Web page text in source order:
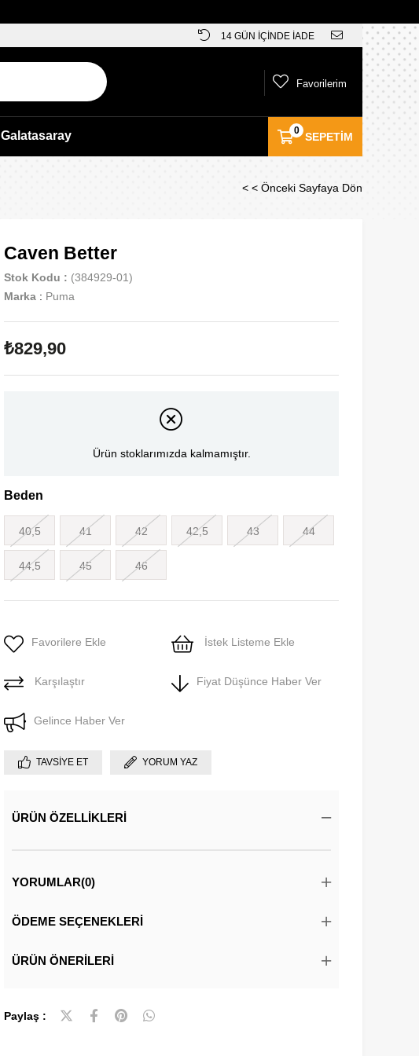
14 GÜN İÇİNDE İADE
SEPETIM
0
Favorilerim
Galatasaray
< < Önceki Sayfaya Dön
Caven Better
Stok Kodu
(384929-01)
Marka : Puma
₺829,90
Ürün stoklarımızda kalmamıştır.
Beden
40,5 41 42 42,5 43 44
44,5 45 46
Favorilere Ekle İstek Listeme Ekle
Karşılaştır Fiyat Düşünce Haber Ver
Gelince Haber Ver
TAVSIYE ET YORUM YAZ
ÜRÜN ÖZELLIKLERI
YORUMLAR(0)
ÖDEME SEÇENEKLERI
ÜRÜN ÖNERILERI
Paylaş :